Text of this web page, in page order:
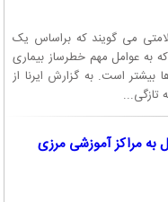
می گویند که براساس یک
به عوامل مهم خطرساز بیماری
بیشتر است. به گزارش ایرنا از
تازگی...
به مراکز آموزشی مرزی